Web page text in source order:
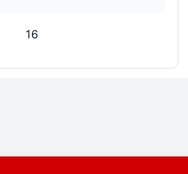
16